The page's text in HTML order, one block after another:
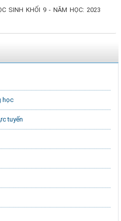
SINH KHỐI 9 - NĂM HỌC: 2023
học
tuyến